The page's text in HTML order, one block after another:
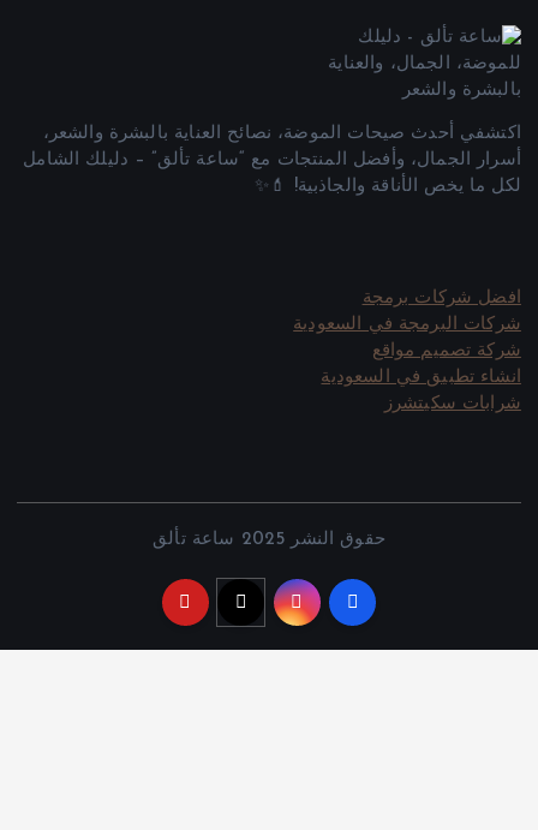
اكتشفي أحدث صيحات الموضة، نصائح العناية بالبشرة والشعر،
أسرار الجمال، وأفضل المنتجات مع “ساعة تألق” – دليلك الشامل
لكل ما يخص الأناقة والجاذبية! 💄✨
افضل شركات برمجة
شركات البرمجة في السعودية
شركة تصميم مواقع
انشاء تطبيق في السعودية
شرابات سكيتشرز
حقوق النشر 2025 ساعة تألق